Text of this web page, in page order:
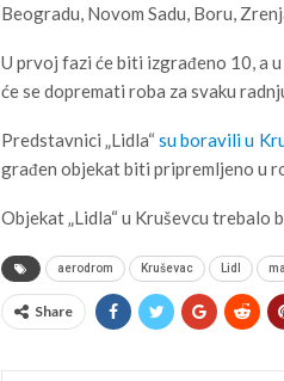
Beogradu, Novom Sadu, Boru,
U prvoj fazi će biti izgrađeno 10, a
će se dopremati roba za svaku
Predstavnici „Lidla“su boravili u
građen objekat biti pripremljeno u
Objekat „Lidla“ u Kruševcu trebalo
aerodrom Kruševac Lidl
Share